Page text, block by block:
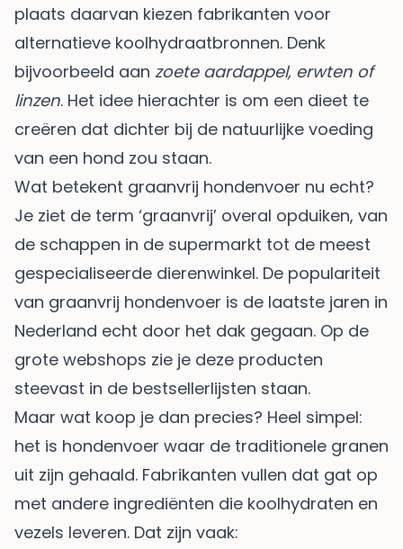
plaats daarvan kiezen fabrikanten voor
alternatieve koolhydraatbronnen. Denk
bijvoorbeeld aan zoete aardappel, erwten of
linzen. Het idee hierachter is om een dieet te
creëren dat dichter bij de natuurlijke voeding
van een hond zou staan.
Wat betekent graanvrij hondenvoer nu echt?
Je ziet de term ‘graanvrij’ overal opduiken, van
de schappen in de supermarkt tot de meest
gespecialiseerde dierenwinkel. De populariteit
van graanvrij hondenvoer is de laatste jaren in
Nederland echt door het dak gegaan. Op de
grote webshops zie je deze producten
steevast in de bestsellerlijsten staan.
Maar wat koop je dan precies? Heel simpel:
het is hondenvoer waar de traditionele granen
uit zijn gehaald. Fabrikanten vullen dat gat op
met andere ingrediënten die koolhydraten en
vezels leveren. Dat zijn vaak: